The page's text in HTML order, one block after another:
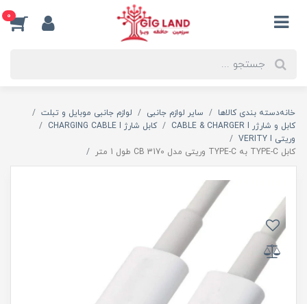
0
خانهدسته بندی کالاها سایر لوازم جانبی
لوازم جانبی موبایل و تبلت
کابل و شارژر CABLE & CHARGER I
کابل شارژ CHARGING CABLE I
وریتی VERITY I
کابل TYPE-C به TYPE-C وریتی مدل CB 3170 طول 1 متر